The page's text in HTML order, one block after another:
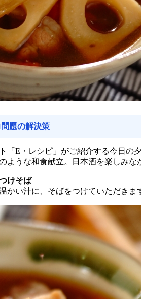
題の解決策
「E・レシピ」がご紹介する今日の
ような和食献立。日本酒を楽しみ
けそば
かい汁に、そばをつけていただき